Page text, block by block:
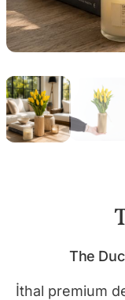
The
İthal premium